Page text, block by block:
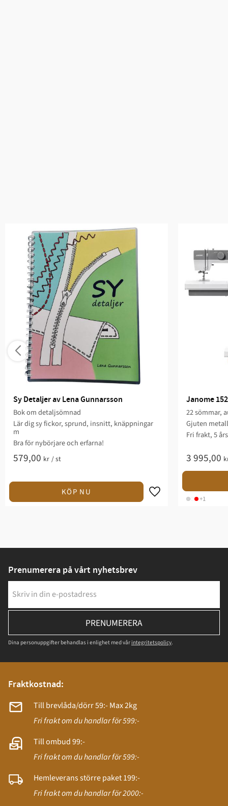
Sy Detaljer av Lena Gunnarsson
Bok om detaljsömnad
Lär dig sy fickor, sprund, insnitt, knäppningar
m
Bra för nybörjare och erfarna!
579,00 kr /st
Janome
22 sömmar,
Gjuten
Fri frakt, 5
3 995,00
+1
Prenumerera på vårt nyhetsbrev
PRENUMERERA
Dina personuppgifter behandlas i enlighet med vår integritetspolicy.
Fraktkostnad:
Till brevlåda/dörr 59:- Max 2kg
Fri frakt om du handlar för 599:-
Till ombud 99:-
Fri frakt om du handlar för 599:-
Hemleverans större paket 199:-
Fri frakt om du handlar för 2000:-